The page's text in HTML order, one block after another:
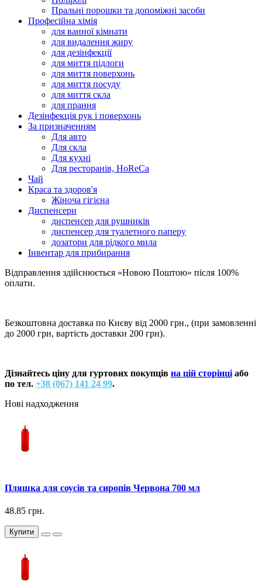
Пральні порошки та допоміжні засоби
Професійна хімія
для ванної кімнати
для видалення жиру
для дезінфекції
для миття підлоги
для миття поверхонь
для миття посуду
для миття скла
для прання
Дезінфекція рук і поверхонь
За призначенням
Для авто
Для скла
Для кухні
Для ресторанів, HoReCa
Чай
Краса та здоров'я
Жіноча гігієна
Диспенсери
диспенсер для рушників
диспенсер для туалетного паперу
дозатори для рідкого мила
Інвентар для прибирання
Відправлення здійснюється «Новою Поштою» після 100%
оплати.
Безкоштовна доставка по Києву від 2000 грн., (при замовленні
до 2000 грн, вартість доставки 200 грн).
Дізнайтесь ціну для гуртових покупців на цій сторінці або
по тел. +38 (067) 141 24 99.
Нові надходження
Пляшка для соусів та сиропів Червона 700 мл
48.85 грн.
Купити